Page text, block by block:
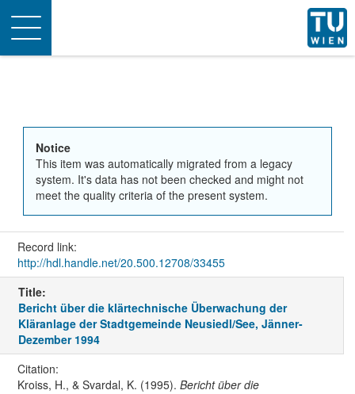
Toggle
navigation
Notice
This item was automatically migrated from a legacy
system. It's data has not been checked and might not
meet the quality criteria of the present system.
Record link:
http://hdl.handle.net/20.500.12708/33455
Title:
Bericht über die klärtechnische Überwachung der
Kläranlage der Stadtgemeinde Neusiedl/See, Jänner-
Dezember 1994
Citation:
Kroiss, H., & Svardal, K. (1995). Bericht über die